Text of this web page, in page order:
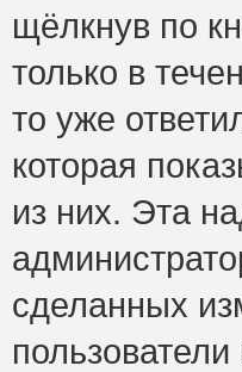
щёлкнув по
только в
то уже
которая
из них. Эта
сделанных